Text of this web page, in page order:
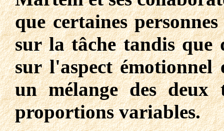
que certaines
sur la tâche tandis que
sur l'aspect
un mélange des deux
proportions variables.